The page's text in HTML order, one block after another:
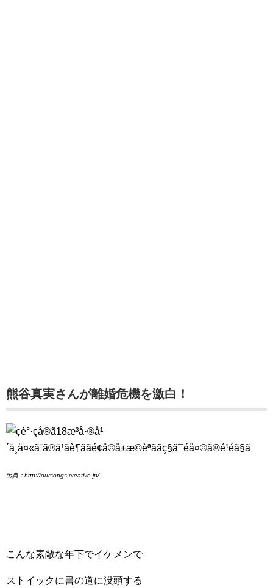
熊谷真実さんが離婚危機を激白！
出典：http://oursongs-creative.jp/
こんな素敵な年下でイケメンで
ストイックに書の道に没頭する